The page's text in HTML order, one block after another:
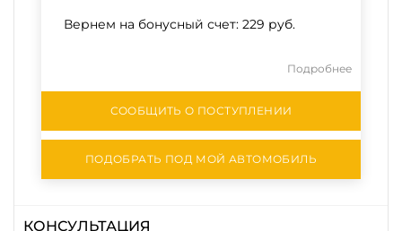
Вернем на бонусный счет: 229 руб.
Подробнее
СООБЩИТЬ О ПОСТУПЛЕНИИ
ПОДОБРАТЬ ПОД МОЙ АВТОМОБИЛЬ
КОНСУЛЬТАЦИЯ